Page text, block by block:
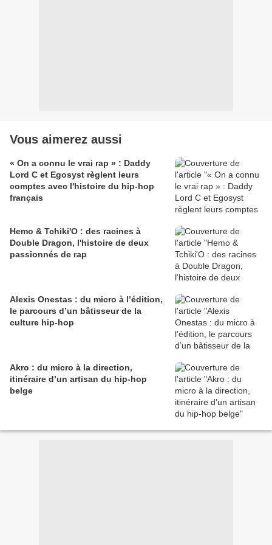
Vous aimerez aussi
« On a connu le vrai rap » : Daddy
Lord C et Egosyst règlent leurs
comptes avec l'histoire du hip-hop
français
Hemo & Tchiki'O : des racines à
Double Dragon, l'histoire de deux
passionnés de rap
Alexis Onestas : du micro à l’édition,
le parcours d’un bâtisseur de la
culture hip-hop
Akro : du micro à la direction,
itinéraire d’un artisan du hip-hop
belge